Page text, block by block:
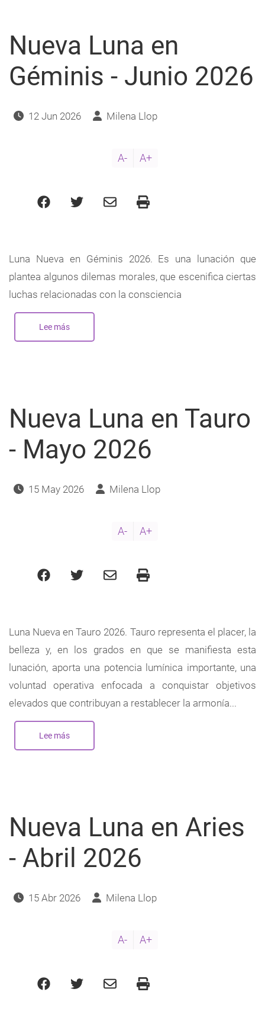
Nueva Luna en
Géminis - Junio 2026
12 Jun 2026 Milena Llop
A- A+
Luna Nueva en Géminis 2026. Es una lunación que
plantea algunos dilemas morales, que escenifica ciertas
luchas relacionadas con la consciencia
Lee mássobre
Luna
Nueva Luna en Tauro
- Mayo 2026
15 May 2026 Milena Llop
A- A+
Luna Nueva en Tauro 2026. Tauro representa el placer, la
belleza y, en los grados en que se manifiesta esta
lunación, aporta una potencia lumínica importante, una
voluntad operativa enfocada a conquistar objetivos
elevados que contribuyan a restablecer la armonía...
Lee mássobre
Luna
Nueva Luna en Aries
- Abril 2026
15 Abr 2026 Milena Llop
A- A+